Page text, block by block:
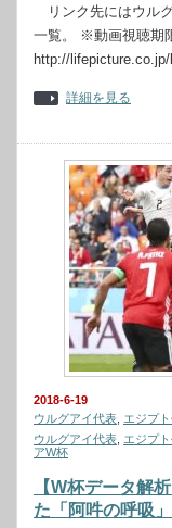
リンク先にはウル
一覧。 ※動画視聴期
http://
詳細を見る
2018-6-19
ウルグアイ代表 エジプ
ウルグアイ代表 エジプ
アW杯
【W杯データ解
た「阿吽の呼吸」